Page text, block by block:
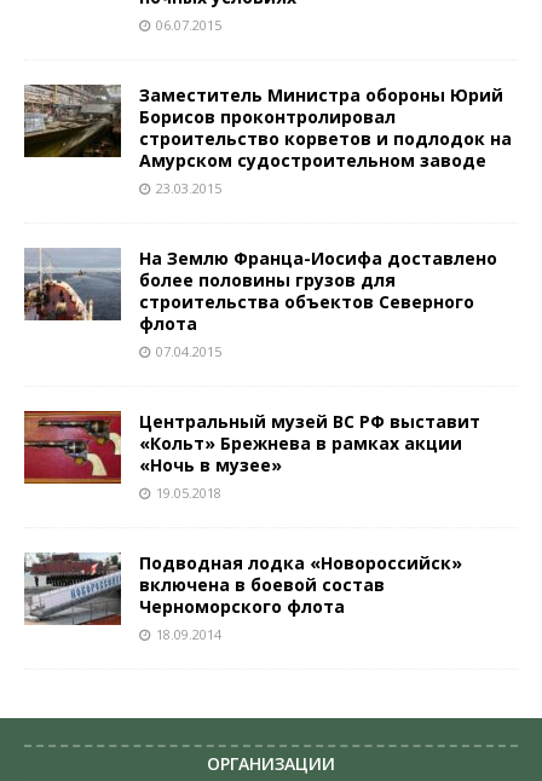
06.07.2015
Заместитель Министра обороны Юрий
Борисов проконтролировал
строительство корветов и подлодок на
Амурском судостроительном заводе
23.03.2015
На Землю Франца-Иосифа доставлено
более половины грузов для
строительства объектов Северного
флота
07.04.2015
Центральный музей ВС РФ выставит
«Кольт» Брежнева в рамках акции
«Ночь в музее»
19.05.2018
Подводная лодка «Новороссийск»
включена в боевой состав
Черноморского флота
18.09.2014
ОРГАНИЗАЦИИ